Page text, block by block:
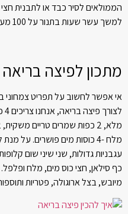
הממולאים לסיר כבד או לתבנית
למשך עשר שעות בתנור על 100 מעלות ומחכים שזה יהיה מוכן.
מתכון לפיצה
אי אפשר לחשוב על תפריט צמחוני
מלח -4 כוסות מים פושרים. על
עגבניות גדולות, שני שיני שום
כף סילאן, חצי כוס מים, מלח ופלפל.
מיובש, בצל ארוגולה, פטריות